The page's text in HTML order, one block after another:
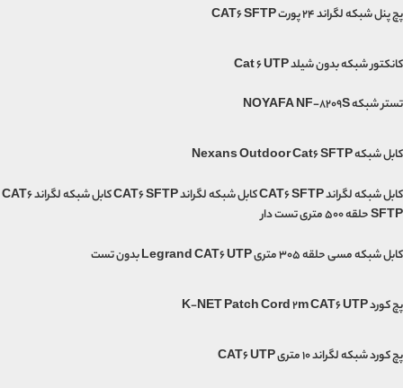
پچ پنل شبکه لگراند 24 پورت CAT6 SFTP
کانکتور شبکه بدون شیلد Cat 6 UTP
تستر شبکه NOYAFA NF-8209S
کابل شبکه Nexans Outdoor Cat6 SFTP
کابل شبکه لگراند CAT6 SFTP کابل شبکه لگراند CAT6 SFTP کابل شبکه لگراند CAT6
SFTP حلقه 500 متری تست دار
کابل شبکه مسی حلقه 305 متری Legrand CAT6 UTP بدون تست
پچ کورد K-NET Patch Cord 2m CAT6 UTP
پچ کورد شبکه لگراند 10 متری CAT6 UTP